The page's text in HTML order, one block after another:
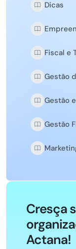
Dicas
Fiscal e
Gestão
Gestão
Gestão
Cresça
Actana!